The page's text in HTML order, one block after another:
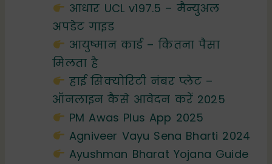
आधार UCL v197.5 – मैन्युअल
अपडेट गाइड
आयुष्मान कार्ड – कितना पैसा
मिलता है
हाई सिक्योरिटी नंबर प्लेट –
ऑनलाइन कैसे आवेदन करें 2025
PM Awas Plus App 2025
Agniveer Vayu Sena Bharti 2024
Ayushman Bharat Yojana Guide